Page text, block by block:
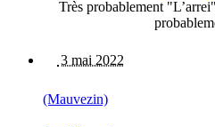
Très probablement
3 mai 2022
(Mauvezin)